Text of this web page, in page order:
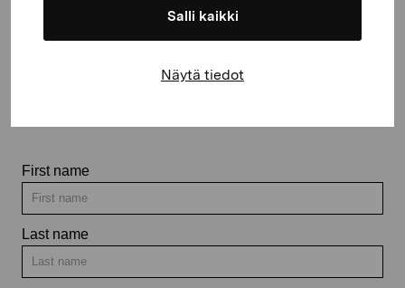
Salli kaikki
Näytä tiedot
Stay up-to-date on our
First name
Last name